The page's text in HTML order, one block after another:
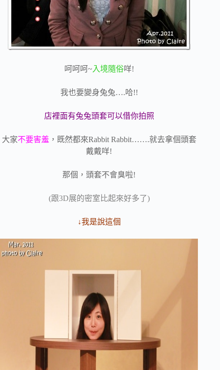
呵呵呵~ 入境隨俗咩!
我也要變身兔兔….哈!!
店裡面有兔兔頭套可以借你拍照
大家不要害羞，既然都來Rabbit Rabbit…….就去拿個頭套
戴戴咩!
那個，頭套不會臭啦!
(跟3D展的密室比起來好多了)
↓我是說這個